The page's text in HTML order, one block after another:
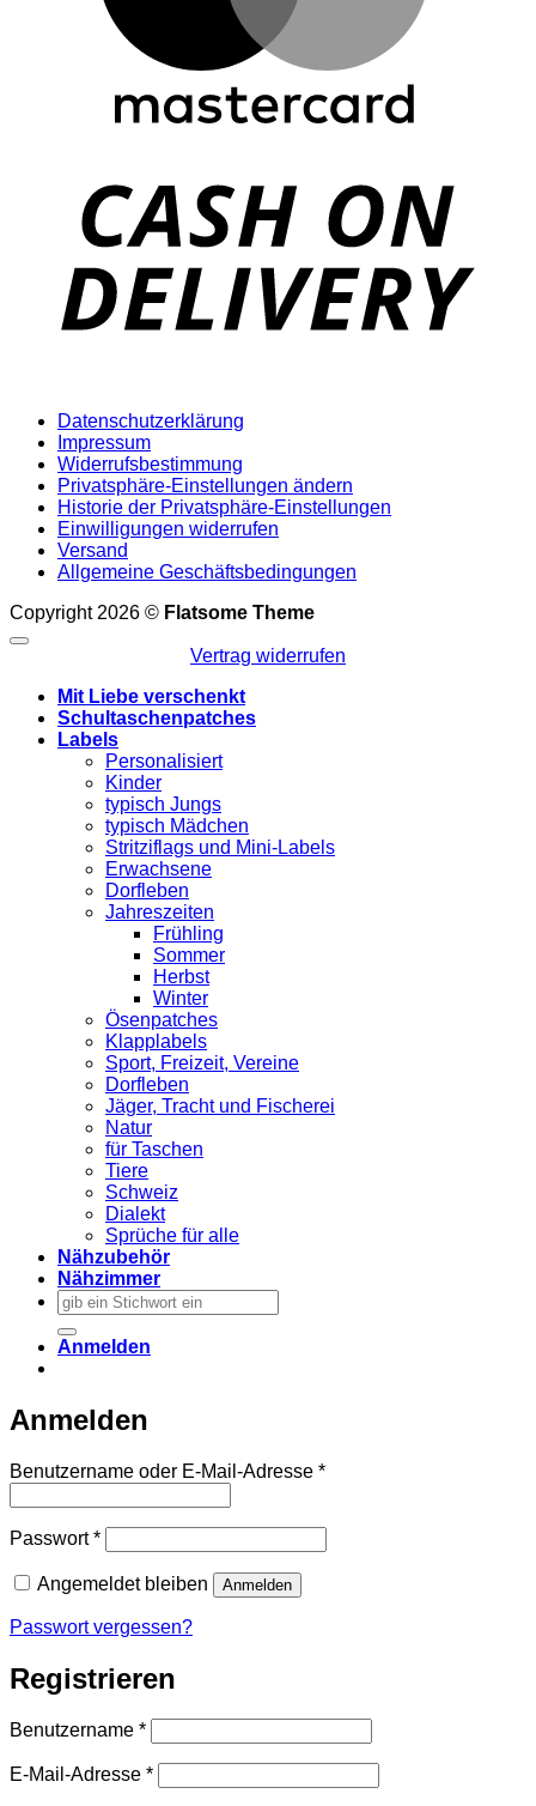
Datenschutzerklärung
Impressum
Widerrufsbestimmung
Privatsphäre-Einstellungen ändern
Historie der Privatsphäre-Einstellungen
Einwilligungen widerrufen
Versand
Allgemeine Geschäftsbedingungen
Copyright 2026 © Flatsome Theme
Vertrag widerrufen
Mit Liebe verschenkt
Schultaschenpatches
Labels
Personalisiert
Kinder
typisch Jungs
typisch Mädchen
Stritziflags und Mini-Labels
Erwachsene
Dorfleben
Jahreszeiten
Frühling
Sommer
Herbst
Winter
Ösenpatches
Klapplabels
Sport, Freizeit, Vereine
Dorfleben
Jäger, Tracht und Fischerei
Natur
für Taschen
Tiere
Schweiz
Dialekt
Sprüche für alle
Nähzubehör
Nähzimmer
Suchen
nach:
Anmelden
Anmelden
Benutzername oder E-Mail-Adresse *Erforderlich
Passwort*Erforderlich
Angemeldet bleiben Anmelden
Passwort vergessen?
Registrieren
Benutzername *Erforderlich
E-Mail-Adresse *Erforderlich